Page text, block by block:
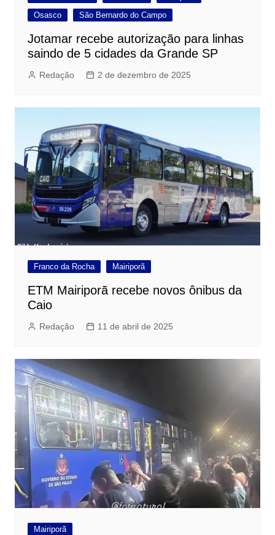
Osasco
São Bernardo do Campo
Jotamar recebe autorização para linhas
saindo de 5 cidades da Grande SP
Redação 2 de dezembro de 2025
Franco da Rocha Mairiporã
ETM Mairiporã recebe novos ônibus da
Caio
Redação 11 de abril de 2025
Mairiporã